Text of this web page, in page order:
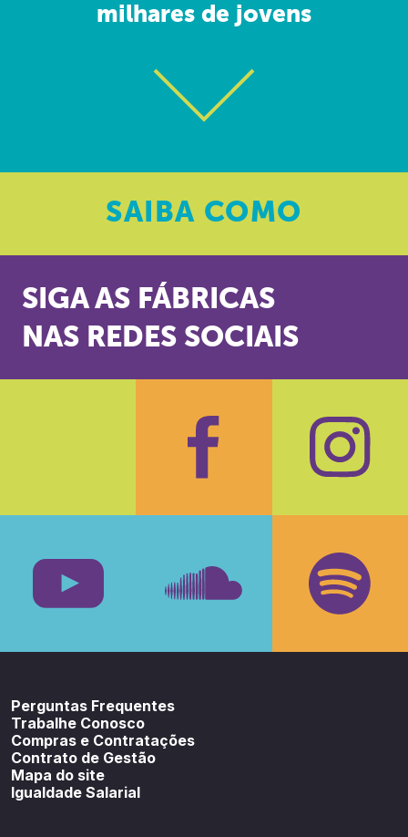
milhares de jovens
SAIBA COMO
SIGA AS FÁBRICAS
NAS REDES SOCIAIS
Facebook
Perguntas Frequentes
Trabalhe Conosco
Compras e Contratações
Contrato de Gestão
Mapa do site
Igualdade Salarial